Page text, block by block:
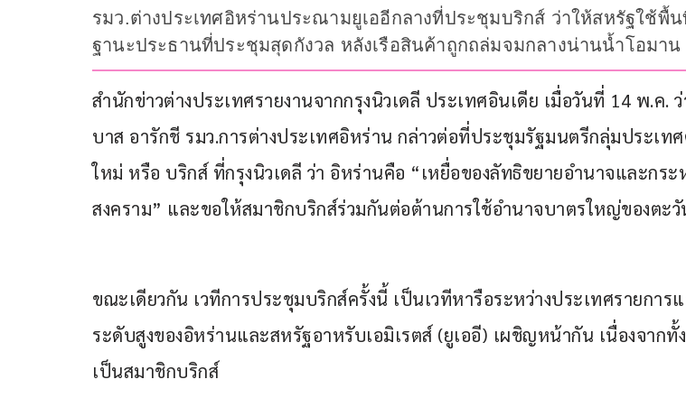
รมว.ต่างประเทศอิหร่านประณามยูเออีกลางที่ประชุมบริกส์ ว่าให้สหรัฐใช้
ฐานะประธานที่ประชุมสุดกังวล หลังเรือสินค้าถูกถล่มจมกลางน่านน้ำโอมาน
สำนักข่าวต่างประเทศรายงานจากกรุงนิวเดลี ประเทศอินเดีย เมื่อวันที่ 14 พ.ค.
บาส อารักชี รมว.การต่างประเทศอิหร่าน กล่าวต่อที่ประชุมรัฐมนตรีกลุ่มประเท
ใหม่ หรือ บริกส์ ที่กรุงนิวเดลี ว่า อิหร่านคือ “เหยื่อของลัทธิขยายอำนาจและกระ
สงคราม” และขอให้สมาชิกบริกส์ร่วมกันต่อต้านการใช้อำนาจบาตรใหญ่ของตะ
ขณะเดียวกัน เวทีการประชุมบริกส์ครั้งนี้ เป็นเวทีหารือระหว่างประเทศรายการ
ระดับสูงของอิหร่านและสหรัฐอาหรับเอมิเรตส์ (ยูเออี) เผชิญหน้ากัน เนื่องจากทั้
เป็นสมาชิกบริกส์